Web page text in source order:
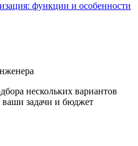
функции и особенности
нескольких вариантов
ваши задачи и бюджет